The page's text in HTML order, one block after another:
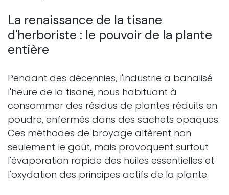
La renaissance de la tisane
d'herboriste : le pouvoir de la plante
entière
Pendant des décennies, l'industrie a banalisé
l'heure de la tisane, nous habituant à
consommer des résidus de plantes réduits en
poudre, enfermés dans des sachets opaques.
Ces méthodes de broyage altèrent non
seulement le goût, mais provoquent surtout
l'évaporation rapide des huiles essentielles et
l'oxydation des principes actifs de la plante.